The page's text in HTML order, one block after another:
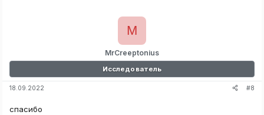
MrCreeptonius
M
Исследователь
18.09.2022 #8
спасибо